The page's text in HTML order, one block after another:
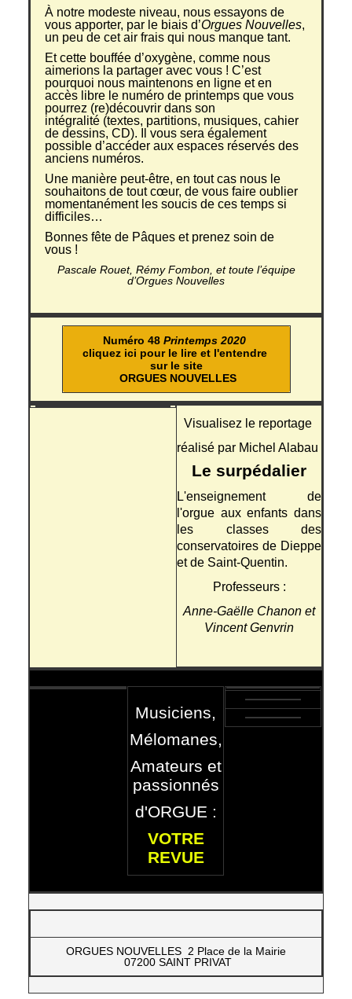
À notre modeste niveau, nous essayons de
vous apporter, par le biais d’Orgues Nouvelles,
un peu de cet air frais qui nous manque tant.
Et cette bouffée d’oxygène, comme nous
aimerions la partager avec vous ! C’est
pourquoi nous maintenons en ligne et en
accès libre le numéro de printemps que vous
pourrez (re)découvrir dans son
intégralité (textes, partitions, musiques, cahier
de dessins, CD). Il vous sera également
possible d’accéder aux espaces réservés des
anciens numéros.
Une manière peut-être, en tout cas nous le
souhaitons de tout cœur, de vous faire oublier
momentanément les soucis de ces temps si
difficiles…
Bonnes fête de Pâques et prenez soin de
vous !
Pascale Rouet, Rémy Fombon, et toute l’équipe
d’Orgues Nouvelles
Numéro 48 Printemps 2020
cliquez ici pour le lire et l'entendre
sur le site
ORGUES NOUVELLES
Visualisez le reportage
réalisé par Michel Alabau
Le surpédalier
L'enseignement de
l'orgue aux enfants dans
les classes des
conservatoires de Dieppe
et de Saint-Quentin.
Professeurs :
Anne-Gaëlle Chanon et
Vincent Genvrin
Musiciens,
Mélomanes,
Amateurs et
passionnés
d'ORGUE :
VOTRE
REVUE
ORGUES NOUVELLES 2 Place de la Mairie
07200 SAINT PRIVAT